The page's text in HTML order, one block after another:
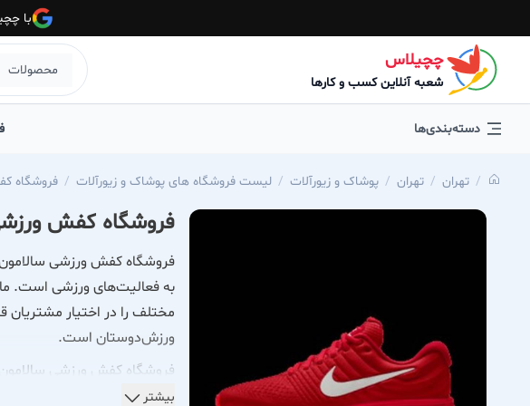
با
چچیلاس
شعبه آنلاین کسب و کارها
دسته‌بندی‌ها
تهران تهران پوشاک و زیورآلات لیست فروشگاه های پوشاک و زیورآلات فروشگاه
فروشگاه کفش
فروشگاه کفش ورزشی سالامون
به فعالیت‌های ورزشی است. ما
مختلف را در اختیار
ورزش‌دوستان است.
فروشگاه کفش ورزشی سالامون
برای ورزشکاران حرفه‌ای و
بیشتر